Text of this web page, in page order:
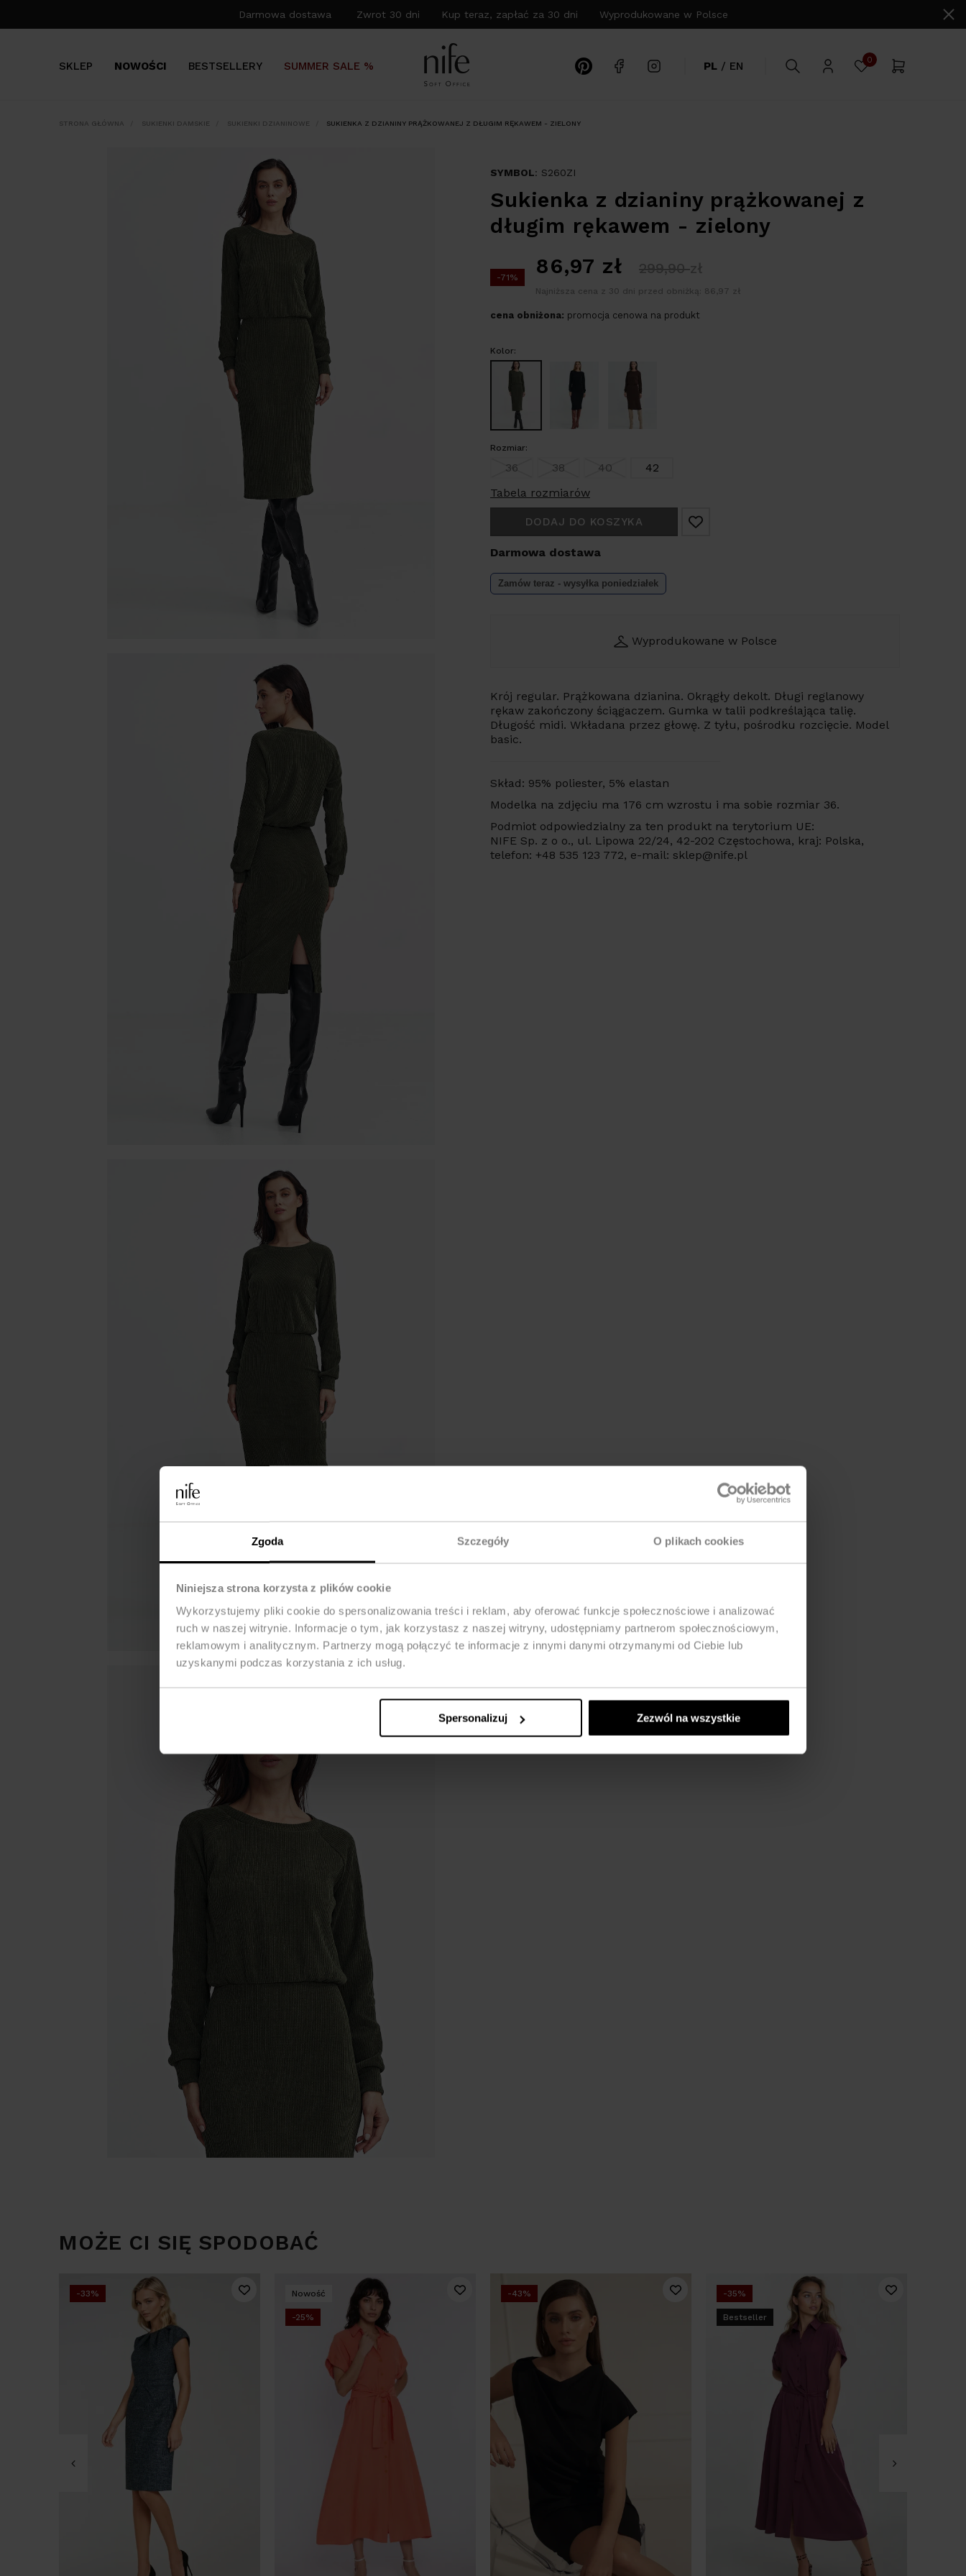
Zgoda Szczegóły O plikach cookies
Niniejsza strona korzysta z plików cookie
Wykorzystujemy pliki cookie do spersonalizowania treści i reklam, aby oferować funkcje społecznościowe i analizować
ruch w naszej witrynie. Informacje o tym, jak korzystasz z naszej witryny, udostępniamy partnerom społecznościowym,
reklamowym i analitycznym. Partnerzy mogą połączyć te informacje z innymi danymi otrzymanymi od Ciebie lub
uzyskanymi podczas korzystania z ich usług.
Spersonalizuj Zezwól na wszystkie
Darmowa dostawa Zwrot 30 dni Kup teraz, zapłać za 30 dni Wyprodukowane w Polsce
SKLEP NOWOŚCI BESTSELLERY SUMMER SALE % PL / EN 0
STRONA GŁÓWNA SUKIENKI DAMSKIE SUKIENKI DZIANINOWE SUKIENKA Z DZIANINY PRĄŻKOWANEJ Z DŁUGIM RĘKAWEM - ZIELONY
SYMBOL: S260ZI
Sukienka z dzianiny prążkowanej z
długim rękawem - zielony
-71% 86,97 zł 299,90zł
Najniższa cena z 30 dni przed obniżką: 86,97 zł
cena obniżona: promocja cenowa na produkt
Kolor:
Rozmiar:
36 38 40
42
Tabela rozmiarów
DODAJ DO KOSZYKA
Darmowa dostawa
Zamów teraz - wysyłka poniedziałek
Wyprodukowane w Polsce
Krój regular. Prążkowana dzianina. Okrągły dekolt. Długi reglanowy
rękaw zakończony ściągaczem. Gumka w talii podkreślająca talię.
Długość midi. Wkładana przez głowę. Z tyłu, pośrodku rozcięcie. Model
basic.
Skład: 95% poliester, 5% elastan
Modelka na zdjęciu ma 176 cm wzrostu i ma sobie rozmiar 36.
Podmiot odpowiedzialny za ten produkt na terytorium UE:
NIFE Sp. z o o., ul. Lipowa 22/24, 42-202 Częstochowa, kraj: Polska,
telefon: +48 535 123 772, e-mail: sklep@nife.pl
MOŻE CI SIĘ SPODOBAĆ
-33% Nowość
-25%
-43% -35%
Bestseller